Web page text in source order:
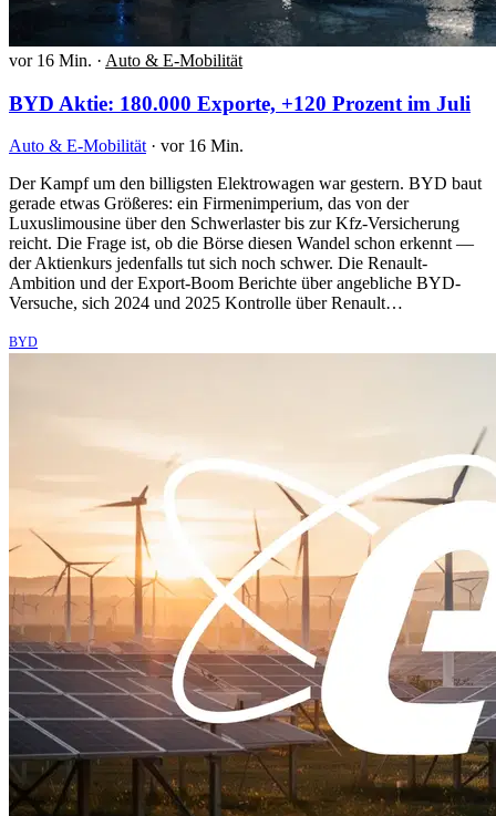
vor 16 Min. · Auto & E-Mobilität
BYD Aktie: 180.000 Exporte, +120 Prozent im Juli
Auto & E-Mobilität · vor 16 Min.
Der Kampf um den billigsten Elektrowagen war gestern. BYD baut
gerade etwas Größeres: ein Firmenimperium, das von der
Luxuslimousine über den Schwerlaster bis zur Kfz-Versicherung
reicht. Die Frage ist, ob die Börse diesen Wandel schon erkennt —
der Aktienkurs jedenfalls tut sich noch schwer. Die Renault-
Ambition und der Export-Boom Berichte über angebliche BYD-
Versuche, sich 2024 und 2025 Kontrolle über Renault…
BYD